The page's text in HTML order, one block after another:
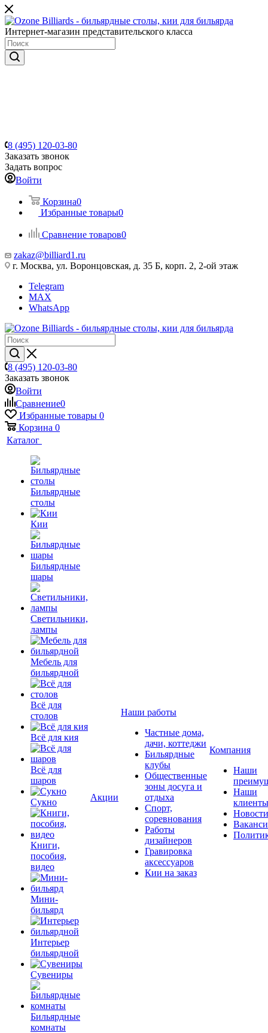
Интернет-магазин представительского класса
8 (495) 120-03-80
Заказать звонок
Задать вопрос
Войти
Корзина0
Избранные товары0
Сравнение товаров0
zakaz@billiard1.ru
г. Москва, ул. Воронцовская, д. 35 Б, корп. 2, 2-ой этаж
Telegram
MAX
WhatsApp
8 (495) 120-03-80
Заказать звонок
Войти
Сравнение0
Избранные товары 0
Корзина 0
Каталог
Бильярдные
столы
Кии
Бильярдные
шары
Светильники,
лампы
Мебель для
бильярдной
Всё для
столов
Всё для кия
Всё для
шаров
Сукно
Книги,
пособия,
видео
Мини-
бильярд
Интерьер
бильярдной
Сувениры
Бильярдные
комнаты
Акции
Наши работы
Частные дома,
дачи, коттеджи
Бильярдные
клубы
Общественные
зоны досуга и
отдыха
Спорт,
соревнования
Работы
дизайнеров
Гравировка
аксессуаров
Кии на заказ
Компания
Наши
Наши
клиенты
Новости